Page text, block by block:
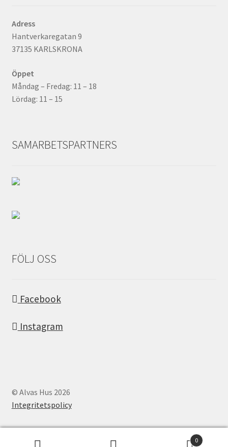
Adress
Hantverkaregatan 9
37135 KARLSKRONA
Öppet
Måndag – Fredag: 11 – 18
Lördag: 11 – 15
SAMARBETSPARTNERS
FÖLJ OSS
Facebook
Instagram
© Alvas Hus 2026
Integritetspolicy
0